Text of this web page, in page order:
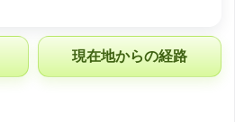
現在地からの経路